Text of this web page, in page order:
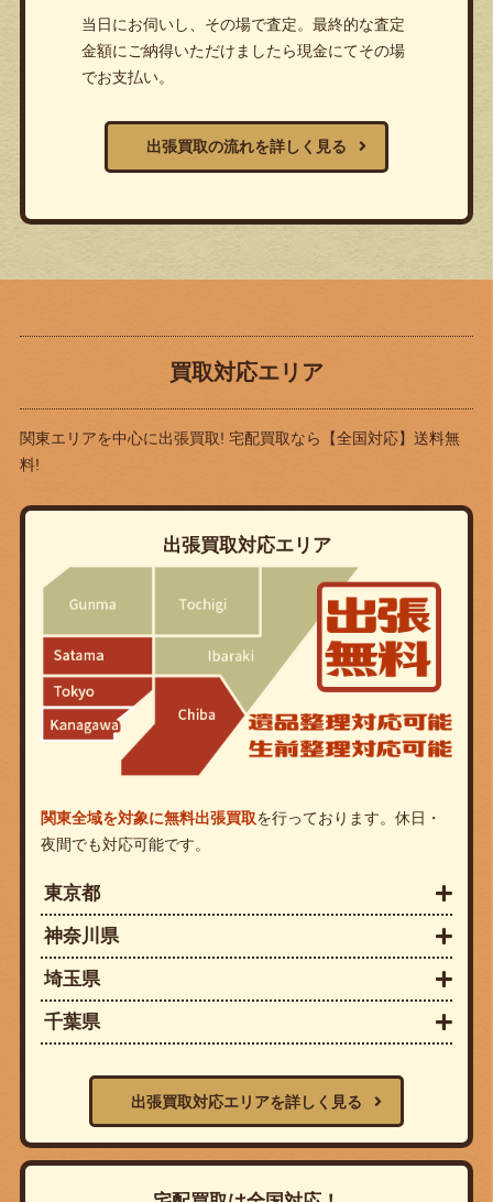
当日にお伺いし、その場で査定。最終的な査定
金額にご納得いただけましたら現金にてその場
でお支払い。
出張買取の流れを詳しく見る
買取対応エリア
関東エリアを中心に出張買取! 宅配買取なら
【全国対応】送料無
料!
出張買取対応エリア
関東全域を対象に無料出張買取を行っております。休日・
夜間でも対応可能です。
東京都
神奈川県
埼玉県
千葉県
出張買取対応エリアを詳しく見る